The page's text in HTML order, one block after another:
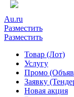
Au.ru
Разместить
Разместить
Товар (Лот)
Услугу
Промо
Заявку
Новая акция